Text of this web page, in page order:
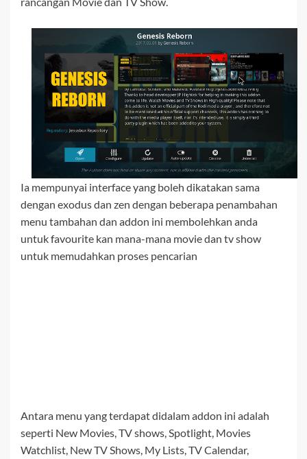
Ia mempunyai interface yang boleh dikatakan sama
dengan exodus dan zen dengan beberapa penambahan
menu tambahan dan addon ini membolehkan anda
untuk favourite kan mana-mana movie dan tv show
untuk memudahkan proses pencarian
Antara menu yang terdapat didalam addon ini adalah
seperti New Movies, TV shows, Spotlight, Movies
Watchlist, New TV Shows, My Lists, TV Calendar,